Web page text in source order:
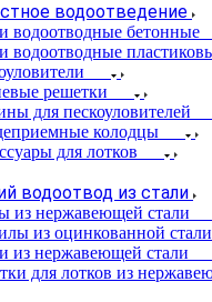
водоотведение
водоотводные бетонные
водоотводные
решетки
для пескоуловителей
колодцы
для лотков
водоотвод из стали
из нержавеющей стали
из оцинкованной
из нержавеющей стали
для лотков из